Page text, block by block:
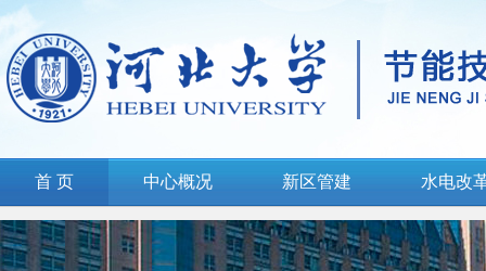
首 页 中心概况 新区管建 水电改